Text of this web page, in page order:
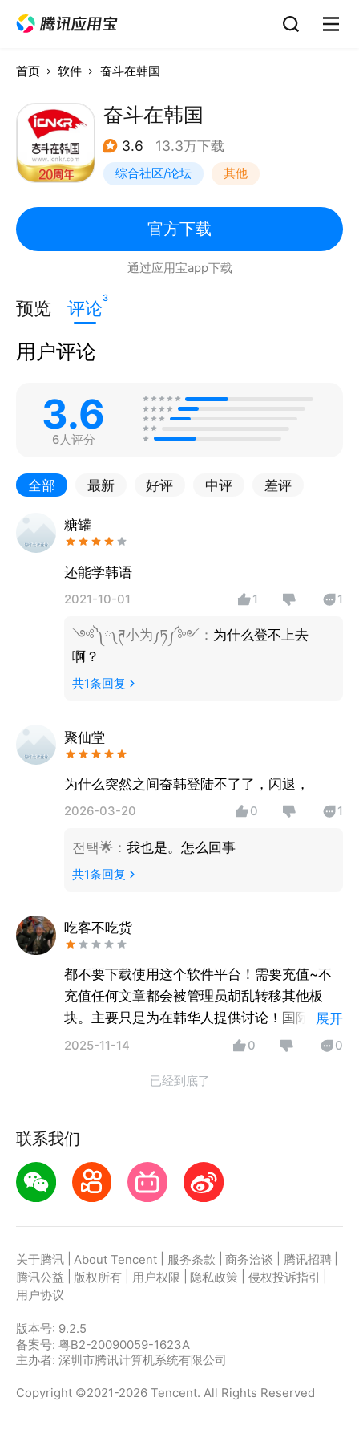
首页 软件 奋斗在韩国
奋斗在韩国
3.6 13.3万下载
综合社区/论坛 其他
官方下载
通过应用宝app下载
预览 评论3
用户评论
3.6
6人评分
全部 最新 好评 中评 差评
糖罐
还能学韩语
2021-10-01 1 1
༺༽༾ཊ小为ཏ༿༼༻ ： 为什么登不上去
啊？
共1条回复
聚仙堂
为什么突然之间奋韩登陆不了了，闪退，
2026-03-20 0 1
전택🌟 ： 我也是。怎么回事
共1条回复
吃客不吃货
都不要下载使用这个软件平台！需要充值~不
充值任何文章都会被管理员胡乱转移其他板
块。主要只是为在韩华人提供讨论！国际时事
根本不会让你讨论参与
展开
2025-11-14 0 0
已经到底了
联系我们
关于腾讯 About Tencent 服务条款 商务洽谈 腾讯招聘
腾讯公益
版权所有 用户权限 隐私政策 侵权投诉指引
用户协议
版本号: 9.2.5
备案号: 粤B2-20090059-1623A
主办者: 深圳市腾讯计算机系统有限公司
Copyright ©2021-2026 Tencent. All Rights Reserved